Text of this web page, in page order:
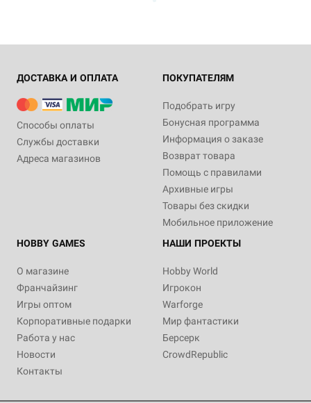
ДОСТАВКА И ОПЛАТА
Способы оплаты
Службы доставки
Адреса магазинов
ПОКУПАТЕЛЯМ
Подобрать игру
Бонусная программа
Информация о заказе
Возврат товара
Помощь с правилами
Архивные игры
Товары без скидки
Мобильное приложение
HOBBY GAMES
О магазине
Франчайзинг
Игры оптом
Корпоративные подарки
Работа у нас
Новости
Контакты
НАШИ ПРОЕКТЫ
Hobby World
Игрокон
Warforge
Мир фантастики
Берсерк
CrowdRepublic